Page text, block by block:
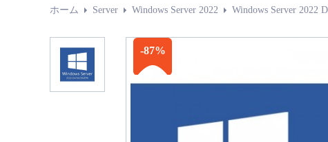
ホーム Server Windows Server 2022 Windows Server 2022
-87%